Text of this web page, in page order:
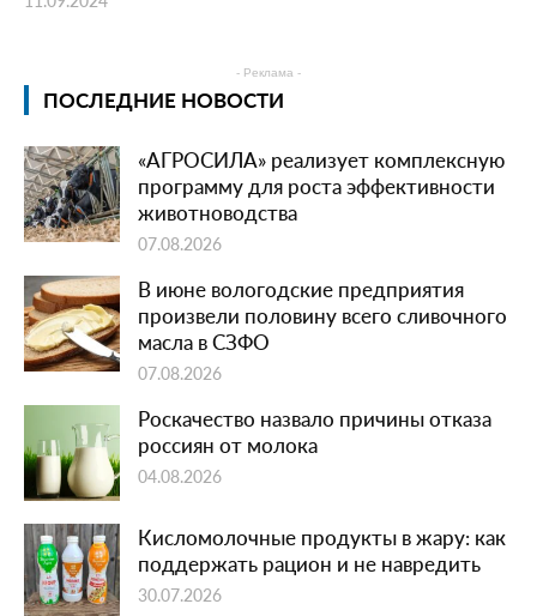
- Реклама -
ПОСЛЕДНИЕ НОВОСТИ
«АГРОСИЛА» реализует комплексную
программу для роста эффективности
животноводства
07.08.2026
В июне вологодские предприятия
произвели половину всего сливочного
масла в СЗФО
07.08.2026
Роскачество назвало причины отказа
россиян от молока
04.08.2026
Кисломолочные продукты в жару: как
поддержать рацион и не навредить
30.07.2026